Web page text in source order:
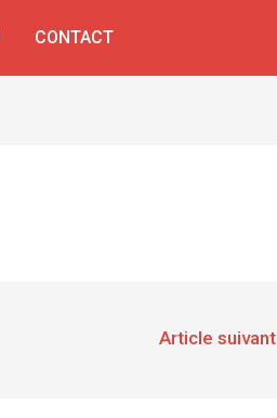
CONTACT
Article suivant